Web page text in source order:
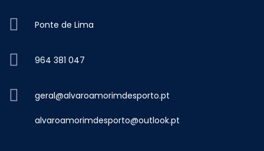
Ponte de Lima
964 381 047
geral@alvaroamorimdesporto.pt
alvaroamorimdesporto@outlook.pt